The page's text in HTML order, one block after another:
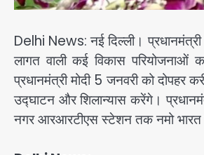
Delhi News: नई दिल्ली।
लागत वाली कई विकास परियोजनाओं
प्रधानमंत्री मोदी 5 जनवरी को
उद्घाटन और शिलान्यास करेंगे।
नगर आरआरटीएस स्टेशन तक नमो भारत